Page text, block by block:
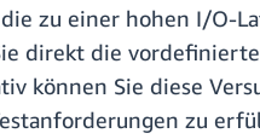
zu einer hohen I/O-
direkt die
können Sie diese
zu